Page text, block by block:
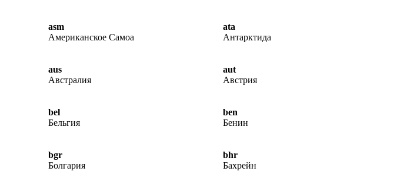
asm
Американское Самоа
ata
Антарктида
aus
Австралия
aut
Австрия
bel
Бельгия
ben
Бенин
bgr
Болгария
bhr
Бахрейн